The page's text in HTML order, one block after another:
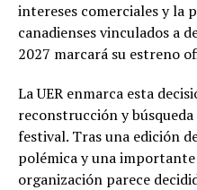
intereses comerciales y la
canadienses vinculados a
2027 marcará su estreno
La UER enmarca esta
reconstrucción y
festival. Tras una edición
polémica y una
organización parece